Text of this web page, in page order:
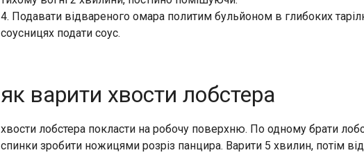
4. Подавати відвареного омара политим бульйоном в глибоких
соусницях подати соус.
як варити хвости лобстера
хвости лобстера покласти на робочу поверхню. По одному брати
спинки зробити ножицями розріз панцира. Варити 5 хвилин, потім